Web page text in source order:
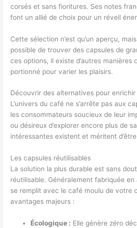
corsés et sans fioritures. Ses notes
font un allié de choix pour un réveil
Cette sélection n’est qu’un aperçu,
possible de trouver des capsules de
ces options, il existe d’autres manières
portionné pour varier les plaisirs.
Découvrir des alternatives pour enrichir
L’univers du café ne s’arrête pas aux
les consommateurs soucieux de leur
ou désireux d’explorer encore plus de
intéressantes existent et méritent
Les capsules réutilisables
La solution la plus durable est sans
réutilisable. Généralement fabriquée en
se remplit avec le café moulu de votre
avantages majeurs :
Écologique : Elle génère zéro